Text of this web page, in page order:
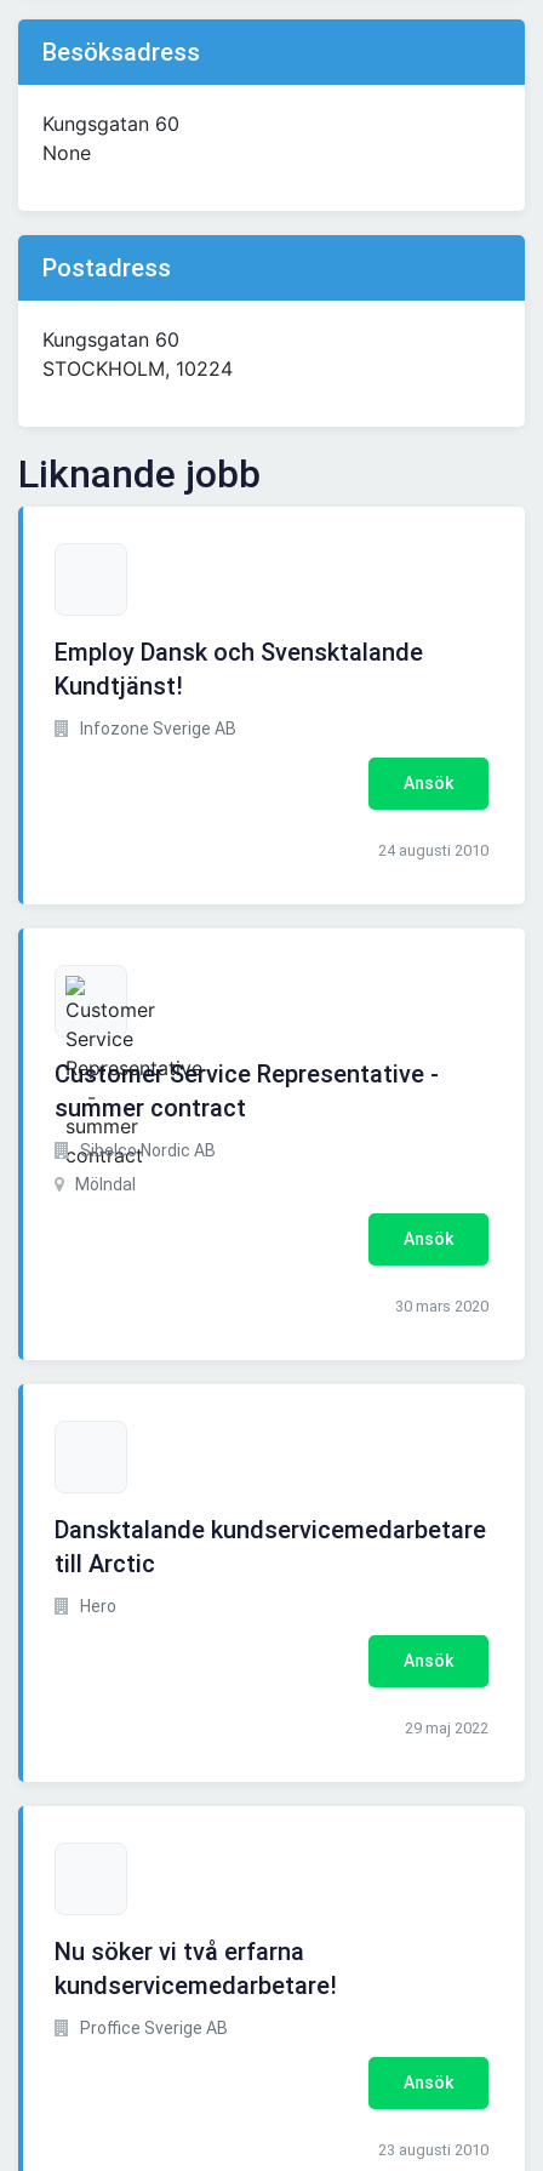
Besöksadress
Kungsgatan 60
None
Postadress
Kungsgatan 60
STOCKHOLM, 10224
Liknande jobb
Employ Dansk och Svensktalande
Kundtjänst!
Infozone Sverige AB
Ansök
24 augusti 2010
Customer Service Representative -
summer contract
Sibelco Nordic AB
Mölndal
Ansök
30 mars 2020
Dansktalande kundservicemedarbetare
till Arctic
Hero
Ansök
29 maj 2022
Nu söker vi två erfarna
kundservicemedarbetare!
Proffice Sverige AB
Ansök
23 augusti 2010